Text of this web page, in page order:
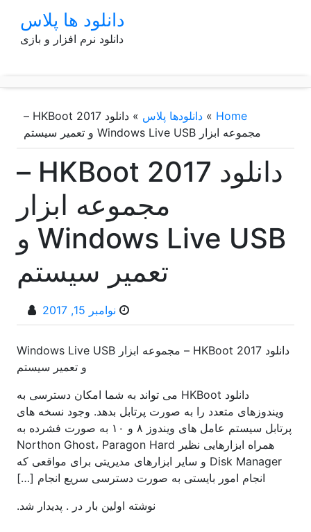
دانلود ها پلاس
دانلود نرم افزار و بازی
Home
»دانلودها پلاس »
دانلود HKBoot 2017 –
مجموعه ابزار Windows Live USB و تعمیر سیستم
دانلود HKBoot 2017 –
مجموعه ابزار
Windows Live USB و
تعمیر سیستم
نوامبر 15, 2017
دانلود HKBoot 2017 – مجموعه ابزار Windows Live USB
و تعمیر سیستم
دانلود HKBoot می تواند به شما امکان دسترسی به
ویندوزهای متعدد را به صورت پرتابل بدهد. وجود نسخه های
پرتابل سیستم عامل های ویندوز ۸ و ۱۰ به صورت فشرده به
همراه ابزارهایی نظیر Northon Ghost، Paragon Hard
Disk Manager و سایر ابزارهای مدیریتی برای مواقعی که
انجام امور بایستی به صورت دسترسی سریع انجام […]
نوشته اولین بار در . پدیدار شد.